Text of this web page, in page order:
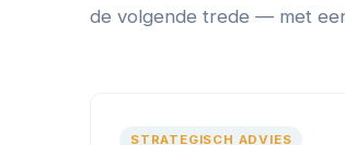
de volgende trede — met
STRATEGISCH ADVIES